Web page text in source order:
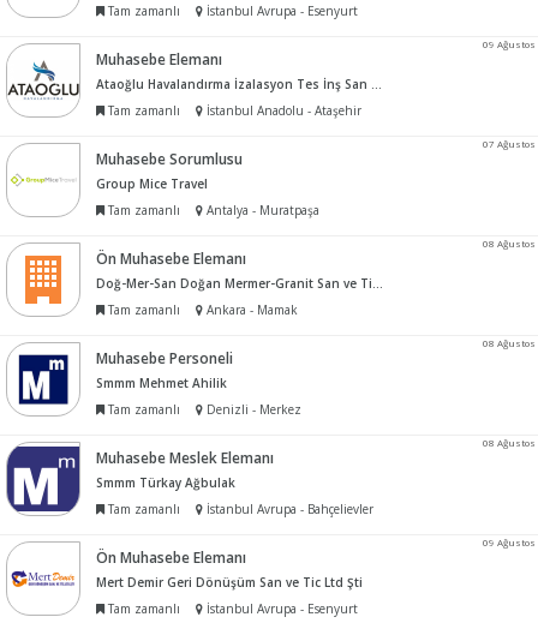
Tam zamanlı
İstanbul Avrupa - Esenyurt
09 Ağustos
Muhasebe Elemanı
Ataoğlu Havalandırma İzalasyon Tes İnş San Tic A.Ş.
Tam zamanlı
İstanbul Anadolu - Ataşehir
07 Ağustos
Muhasebe Sorumlusu
Group Mice Travel
Tam zamanlı
Antalya - Muratpaşa
08 Ağustos
Ön Muhasebe Elemanı
Doğ-Mer-San Doğan Mermer-Granit San ve Tic Ltd Şti
Tam zamanlı
Ankara - Mamak
08 Ağustos
Muhasebe Personeli
Smmm Mehmet Ahilik
Tam zamanlı
Denizli - Merkez
08 Ağustos
Muhasebe Meslek Elemanı
Smmm Türkay Ağbulak
Tam zamanlı
İstanbul Avrupa - Bahçelievler
09 Ağustos
Ön Muhasebe Elemanı
Mert Demir Geri Dönüşüm San ve Tic Ltd Şti
Tam zamanlı
İstanbul Avrupa - Esenyurt